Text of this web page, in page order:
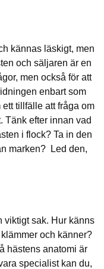
kännas läskigt, men
och säljaren är en
men också för att
enbart som
tillfälle att fråga om
Tänk efter innan vad
i flock? Ta in den
marken? Led den,
viktigt sak. Hur känns
och känner?
hästens anatomi är
specialist kan du,